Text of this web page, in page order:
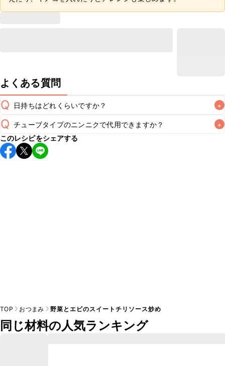
よくある質問
Q 日持ちはどれくらいですか？ +
A
保存期間は冷蔵で翌日中が目安です。なるべくお早めにお召
し上がりください。
※日持ちは目安です。
Q チューブタイプのニンニクで代用できますか？ +
A
チューブタイプのニンニクを使用してもお作りいただけま
す。小さじ1を目安に加え、お好みの風味になるようご調節く
このレシピをシェアする
TOP おつまみ 野菜とエビのスイートチリソース炒め
同じ材料の人気ランキング